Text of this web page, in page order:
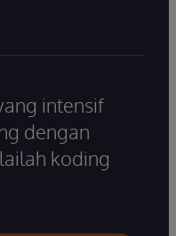
intensif
dengan
koding